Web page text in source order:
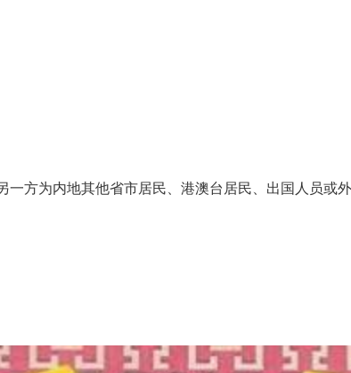
方为内地其他省市居民、港澳台居民、出国人员或